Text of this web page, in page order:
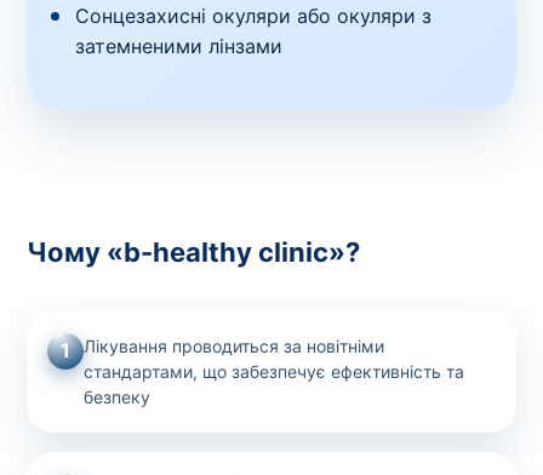
Сонцезахисні окуляри або окуляри з
затемненими лінзами
Чому «b-healthy clinic»?
1
Лікування проводиться за новітніми
стандартами, що забезпечує ефективність та
безпеку